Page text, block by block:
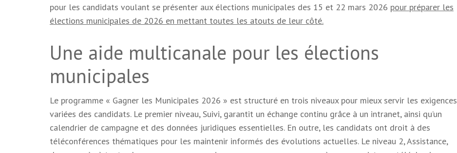
pour les candidats voulant se présenter aux élections municipales des 15 et 22 mars 2026 pour préparer les
élections municipales de 2026 en mettant toutes les atouts de leur côté.
Une aide multicanale pour les élections
municipales
Le programme « Gagner les Municipales 2026 » est structuré en trois niveaux pour mieux servir les exigences
variées des candidats. Le premier niveau, Suivi, garantit un échange continu grâce à un intranet, ainsi qu’un
calendrier de campagne et des données juridiques essentielles. En outre, les candidats ont droit à des
téléconférences thématiques pour les maintenir informés des évolutions actuelles. Le niveau 2, Assistance,